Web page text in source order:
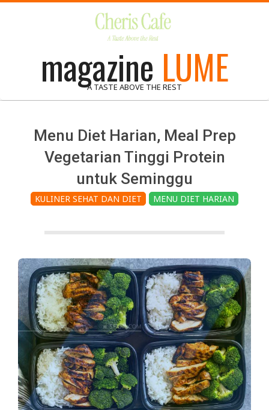
magazine LUME
A TASTE ABOVE THE REST
Menu Diet Harian, Meal Prep
Vegetarian Tinggi Protein
untuk Seminggu
KULINER SEHAT DAN DIET MENU DIET HARIAN